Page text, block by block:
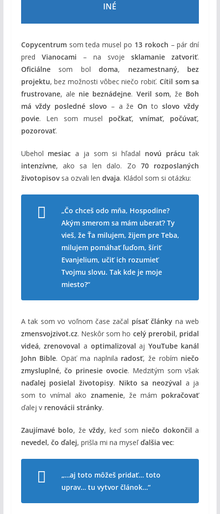
INÉ
Copycentrumsom teda musel po 13 rokoch – pár dní
pred Vianocami – na svojesklamanie zatvoriť.
Oficiálnesom boldoma, nezamestnaný, bez
projektu, bez možnosti vôbec niečo robiť. Cítil som sa
frustrovane, ale nie beznádejne. Veril som, že Boh
má vždy posledné slovo – a žeOn toslovo vždy
povie. Len som musel počkať, vnímať, počúvať,
pozorovať.
Ubehol mesiac a ja som si hľadal novú prácu tak
intenzívne, ako sa len dalo. Zo 70 rozposlaných
životopisovsa ozvali len dvaja. Kládol som si otázku:
„Čo chceš odo mňa, Hospodine?
Akým smeromsa mám uberať? Ty
vieš, že Ťa milujem, žijem pre Teba,
milujem pomáhať ľuďom, šíriť
Evanjelium, učiťich rozumieť
Tvojmu slovu. Tak kde je moje
miesto?“
A tak som vo voľnom čase začal písať články na web
zmensvojzivot.cz. Neskôr som ho celý prerobil, pridal
videá,zrenovoval a optimalizoval aj YouTube kanál
John Bible. Opäť ma naplnila radosť, že robím niečo
zmysluplné,čo prinesie ovocie. Medzitým som však
naďalej posielal životopisy. Nikto sa neozýval a ja
som to vnímal ako znamenie, že mám pokračovať
ďalej v renovácii stránky.
Zaujímavé bolo, ževždy, keď som niečo dokončil a
nevedel, čo ďalej, prišla mi na myseľďalšia vec:
„…aj toto môžeš pridať… toto
uprav… tu vytvorčlánok…“